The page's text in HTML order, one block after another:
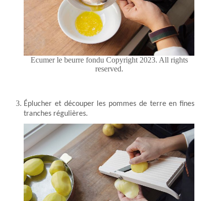
Ecumer le beurre fondu Copyright 2023. All rights
reserved.
Éplucher et découper les pommes de terre en fines
tranches régulières.